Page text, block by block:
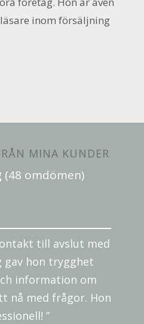
inom försäljning
MINA KUNDER
(48 omdömen)
till avslut med
hon trygghet
information om
nå med frågor. Hon
”